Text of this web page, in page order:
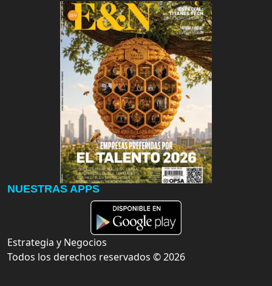
NUESTRAS APPS
Estrategia y Negocios
Todos los derechos reservados ©2026